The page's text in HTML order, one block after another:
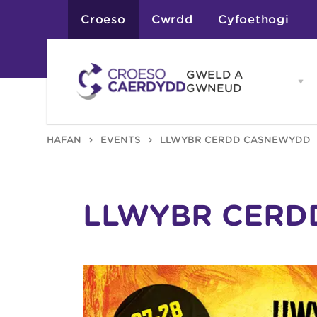
Croeso Cwrdd Cyfoethogi
GWELD A
GWNEUD
Atyniadau
HAFAN EVENTS LLWYBR CERDD CASNEWYDD
LLWYBR